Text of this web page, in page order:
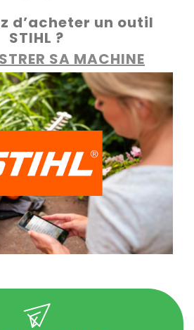
d’acheter un outil
STIHL ?
SA MACHINE